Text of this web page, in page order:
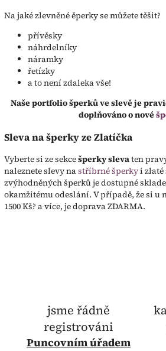
Na jaké zlevněné ěperky se můžete těšit?
přívěsky
náhrdelníky
náramky
řetízky
a to není zdaleka vše!
Naše portfolio šperků ve slevě je
doplňováno o nové
Sleva na šperky ze Zlatíčka
Vyberte si ze sekcešperky slevaten
naleznete slevy nastříbrné šperkyi zlaté
zvýhodněných šperků je dostupné
okamžitému odeslání. V případě, že si u
1500 Kš? a více, je doprava ZDARMA.
jsme řádně
registrováni
Puncovním úřadem